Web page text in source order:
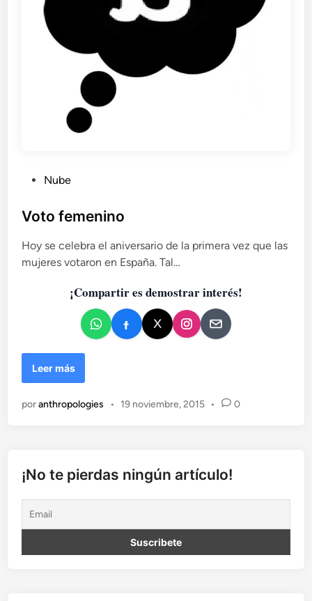
b
i
c
Nube
Voto femenino
Hoy se celebra el aniversario de la primera vez que las
mujeres votaron en España. Tal…
¡Compartir es demostrar interés!
V
o
o
e
i
n
o
Leer más
poranthropologies • 19 noviembre, 2015 • 0
¡No te pierdas ningún artículo!